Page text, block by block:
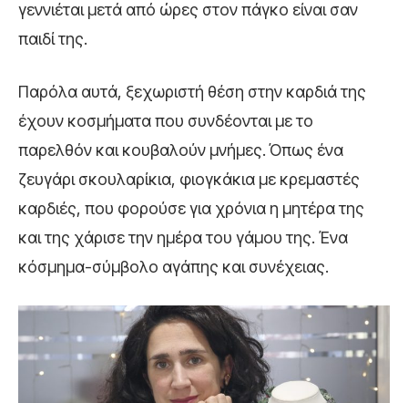
γεννιέται μετά από ώρες στον πάγκο είναι σαν
παιδί της.
Παρόλα αυτά, ξεχωριστή θέση στην καρδιά της
έχουν κοσμήματα που συνδέονται με το
παρελθόν και κουβαλούν μνήμες. Όπως ένα
ζευγάρι σκουλαρίκια, φιογκάκια με κρεμαστές
καρδιές, που φορούσε για χρόνια η μητέρα της
και της χάρισε την ημέρα του γάμου της. Ένα
κόσμημα-σύμβολο αγάπης και συνέχειας.